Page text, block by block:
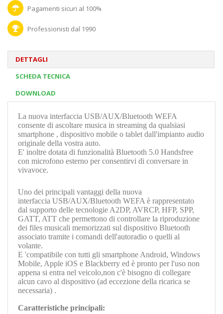
Pagamenti sicuri al 100%
Professionisti dal 1990
DETTAGLI
SCHEDA TECNICA
DOWNLOAD
La nuova interfaccia USB/AUX/Bluetooth WEFA
consente di ascoltare musica in streaming da qualsiasi
smartphone , dispositivo mobile o tablet dall'impianto audio
originale della vostra auto.
E' inoltre dotata di funzionalità Bluetooth 5.0 Handsfree
con microfono esterno per consentirvi di conversare in
vivavoce.
Uno dei principali vantaggi della nuova
interfaccia USB/AUX/Bluetooth WEFA è rappresentato
dal supporto delle tecnologie A2DP, AVRCP, HFP, SPP,
GATT, ATT che permettono di controllare la riproduzione
dei files musicali memorizzati sul dispositivo Bluetooth
associato tramite i comandi dell'autoradio o quelli al
volante.
E 'compatibile con tutti gli smartphone Android, Windows
Mobile, Apple iOS e Blackberry ed è pronto per l'uso non
appena si entra nel veicolo,non c'è bisogno di collegare
alcun cavo al dispositivo (ad eccezione della ricarica se
necessaria) .
Caratteristiche principali: